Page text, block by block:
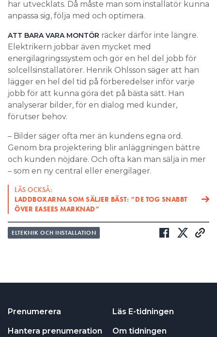
har utvecklats. Då måste man som installatör kunna
anpassa sig, följa med och optimera.
ATT BARA VARA MONTÖR räcker därför inte längre.
Elektrikern jobbar även mycket med
energilagringssystem och gör en hel del jobb för
solcellsinstallatörer. Henrik Ohlsson säger att han
lägger en hel del tid på förberedelser inför varje
jobb för att kunna göra det på bästa sätt. Han
analyserar bilder, för en dialog med kunder,
förutser behov.
– Bilder säger ofta mer än kundens egna ord.
Genom bra projektering blir anläggningen bättre
och kunden nöjdare. Och ofta kan man sälja in mer
– som en ny central eller energilager.
LÄS OCKSÅ:
LADDBOXARNA SOM SÄLJER BÄST: ”DE TOG SNABBT
ÖVER EASEES MARKNAD”
ELTEKNIK OCH INSTALLATION
Prenumerera
Hantera prenumeration
Läs E-tidningen
Om tidningen